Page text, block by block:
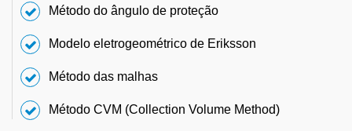
Método do ângulo de proteção
Modelo eletrogeométrico de Eriksson
Método das malhas
Método CVM (Collection Volume Method)